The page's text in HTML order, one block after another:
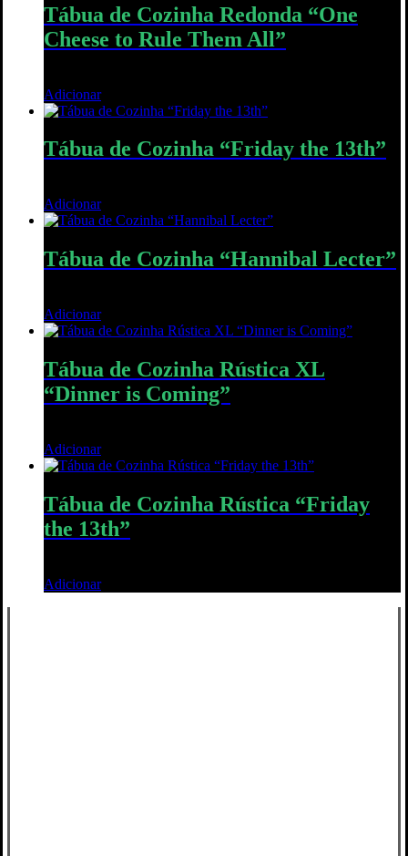
Tábua de Cozinha Redonda “One
Cheese to Rule Them All”
Adicionar
Tábua de Cozinha “Friday the 13th”
Adicionar
Tábua de Cozinha “Hannibal Lecter”
Adicionar
Tábua de Cozinha Rústica XL
“Dinner is Coming”
Adicionar
Tábua de Cozinha Rústica “Friday
the 13th”
Adicionar